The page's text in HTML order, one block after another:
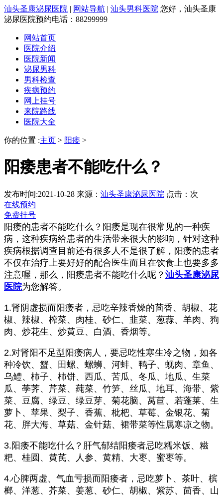
汕头圣康泌尿医院 | 网站导航 | 汕头男科医院 您好，汕头圣康
泌尿医院预约电话：88299999
网站首页
医院介绍
医院新闻
泌尿男科
男科检查
疾病预约
网上挂号
来院路线
医院大全
你的位置 :主页 > 阳痿 >
阳痿患者不能吃什么？
发布时间:2021-10-28 来源： 汕头圣康泌尿医院 点击： 次
在线预约
免费挂号
阳痿的患者不能吃什么？阳痿是现在很常见的一种疾
病，这种疾病给患者的生活带来很大的影响，针对这种
疾病根据调查目前还有很多人不是很了解，阳痿的患者
不仅在治疗上要好好的配合医生而且在饮食上也要多多
注意喔，那么，阳痿患者不能吃什么呢？ 汕头圣康泌尿
医院为您解答。
1.肾阴虚损而阳痿者，忌吃辛辣香燥的茴香、胡椒、花
椒、辣椒、榨菜、肉桂、砂仁、韭菜、葱蒜、羊肉、狗
肉、炒花生、炒黄豆、白酒、香烟等。
2.对肾阳不足型阳痿病人，要忌吃性寒生冷之物，如各
种冷饮、蟹、田螺、螺蛳、河蚌、鸭子、蚬肉、章鱼、
乌鳢、柿子、柿饼、西瓜、苦瓜、冬瓜、地瓜、生菜
瓜、荸荠、芹菜、莼菜、竹笋、丝瓜、地耳、海带、紫
菜、豆腐、绿豆、绿豆芽、菊花脑、莴苣、若蓬莱、生
萝卜、苹果、梨子、香蕉、枇杷、草莓、金银花、菊
花、胖大海、草菇、金针菇、裙带菜等性属寒凉之物。
3.阳痿不能吃什么？肝气郁结阳痿者忌吃糯米饭、糍
粑、桂圆、黄芪、人参、黄精、大枣、蜜枣等。
4.心脾两虚、气血亏损而阳痿者，忌吃萝卜、茶叶、槟
榔、洋葱、芥菜、姜葱、砂仁、胡椒、紫苏、茴香、山